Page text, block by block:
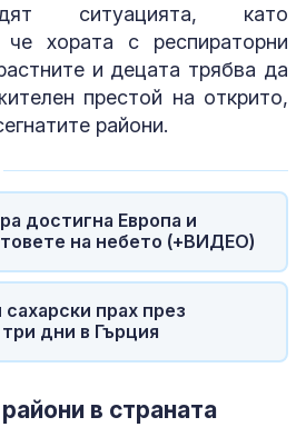
ситуацията, като
че хората с респираторни
и децата трябва да
престой на открито,
райони.
достигна Европа и
на небето (+ВИДЕО)
прах през
дни в Гърция
в страната